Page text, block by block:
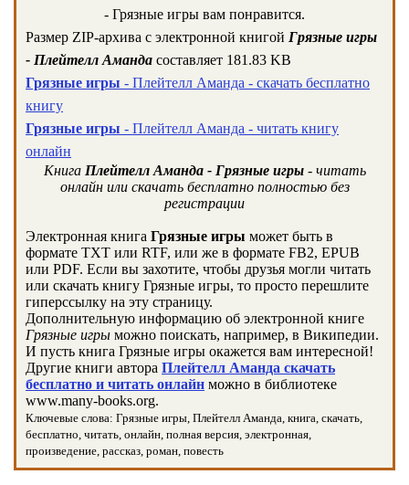
- Грязные игры вам понравится.
Размер ZIP-архива c электронной книгой Грязные игры
- Плейтелл Аманда составляет 181.83 KB
Грязные игры - Плейтелл Аманда - скачать бесплатно
книгу
Грязные игры - Плейтелл Аманда - читать книгу
онлайн
Книга Плейтелл Аманда - Грязные игры- читать
онлайн или скачать бесплатно полностью без
регистрации
Электронная книга Грязные игры может быть в
формате TXT или RTF, или же в формате FB2, EPUB
или PDF. Если вы захотите, чтобы друзья могли читать
или скачать книгу Грязные игры, то просто перешлите
гиперссылку на эту страницу.
Дополнительную информацию об электронной книге
Грязные игры можно поискать, например, в Википедии.
И пусть книга Грязные игры окажется вам интересной!
Другие книги автора Плейтелл Аманда скачать
бесплатно и читать онлайн можно в библиотеке
www.many-books.org.
Ключевые слова: Грязные игры, Плейтелл Аманда, книга, скачать,
бесплатно, читать, онлайн, полная версия, электронная,
произведение, рассказ, роман, повесть